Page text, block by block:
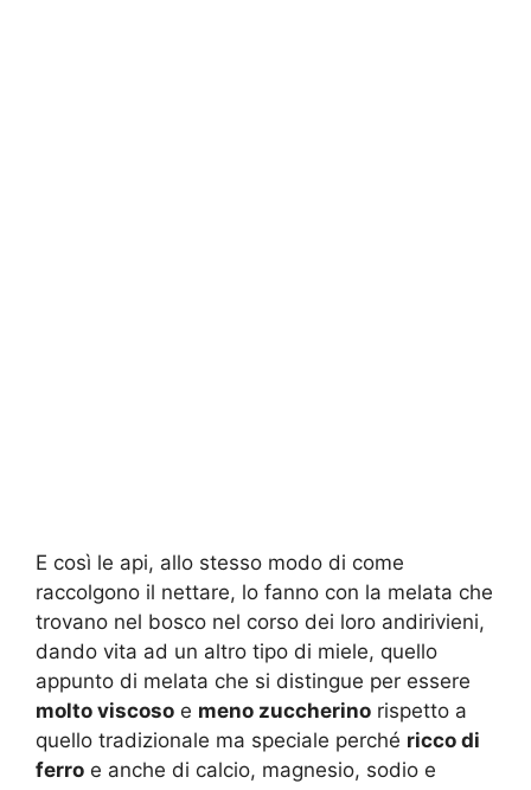
E così le api, allo stesso modo di come
raccolgono il nettare, lo fanno con la melata che
trovano nel bosco nel corso dei loro andirivieni,
dando vita ad un altro tipo di miele, quello
appunto di melata che si distingue per essere
molto viscoso e meno zuccherino rispetto a
quello tradizionale ma speciale perché ricco di
ferro e anche di calcio, magnesio, sodio e